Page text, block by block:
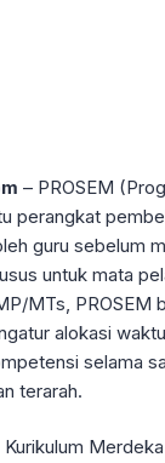
– PROSEM
perangkat
guru sebelum
untuk mata
MTs, PROSEM
alokasi
selama
terarah.